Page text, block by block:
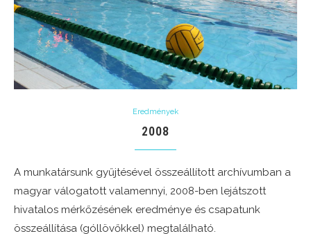
Eredmények
2008
A munkatársunk gyűjtésével összeállított archívumban a
magyar válogatott valamennyi, 2008-ben lejátszott
hivatalos mérkőzésének eredménye és csapatunk
összeállítása (góllövőkkel) megtalálható.